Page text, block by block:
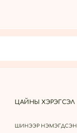
ЦАЙНЫ ХЭРЭГСЭЛ
ШИНЭЭР НЭМЭГДСЭН